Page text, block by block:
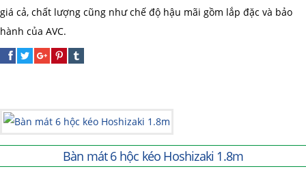
giá cả, chất lượng cũng như chế độ hậu mãi gồm lắp đặc và bảo
hành của AVC.
Bàn mát 6 hộc kéo Hoshizaki 1.8m